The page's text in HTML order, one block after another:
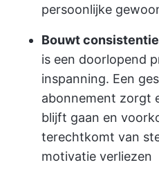
persoonlijke
Bouwt
is een doorlopend
inspanning. Een
abonnement zorgt
blijft gaan en
terechtkomt van
motivatie verliezen